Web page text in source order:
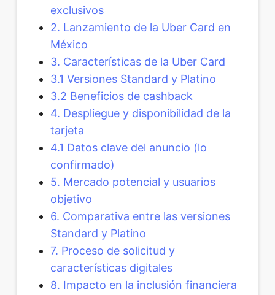
exclusivos
2. Lanzamiento de la Uber Card en
México
3. Características de la Uber Card
3.1 Versiones Standard y Platino
3.2 Beneficios de cashback
4. Despliegue y disponibilidad de la
tarjeta
4.1 Datos clave del anuncio (lo
confirmado)
5. Mercado potencial y usuarios
objetivo
6. Comparativa entre las versiones
Standard y Platino
7. Proceso de solicitud y
características digitales
8. Impacto en la inclusión financiera